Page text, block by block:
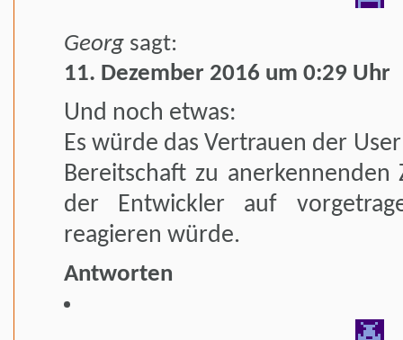
Georg sagt:
11. Dezember 2016 um 0:29 Uhr
Und noch etwas:
Es würde das Vertrauen der
Bereitschaft zu
der Entwickler auf
reagieren würde.
Antworten